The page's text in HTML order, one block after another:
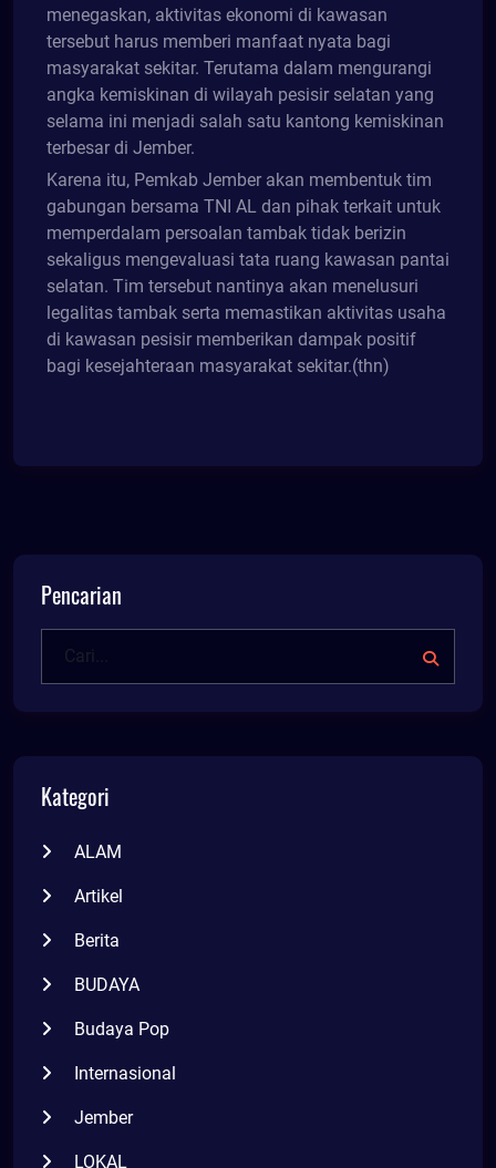
menegaskan, aktivitas ekonomi di kawasan
tersebut harus memberi manfaat nyata bagi
masyarakat sekitar. Terutama dalam mengurangi
angka kemiskinan di wilayah pesisir selatan yang
selama ini menjadi salah satu kantong kemiskinan
terbesar di Jember.
Karena itu, Pemkab Jember akan membentuk tim
gabungan bersama TNI AL dan pihak terkait untuk
memperdalam persoalan tambak tidak berizin
sekaligus mengevaluasi tata ruang kawasan pantai
selatan. Tim tersebut nantinya akan menelusuri
legalitas tambak serta memastikan aktivitas usaha
di kawasan pesisir memberikan dampak positif
bagi kesejahteraan masyarakat sekitar.(thn)
Pencarian
Kategori
ALAM
Artikel
Berita
BUDAYA
Budaya Pop
Internasional
Jember
LOKAL